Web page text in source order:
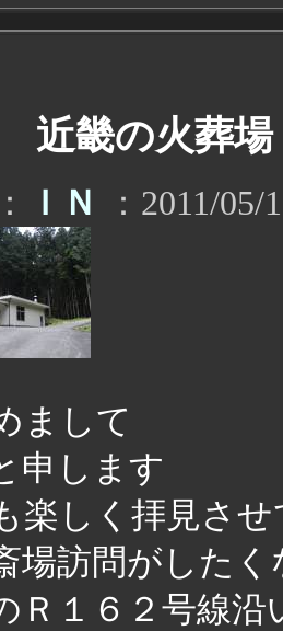
近畿の火葬場
ＩＮ ：2011/
まして
申します
楽しく拝見さ
場訪問がした
Ｒ１６２号線沿